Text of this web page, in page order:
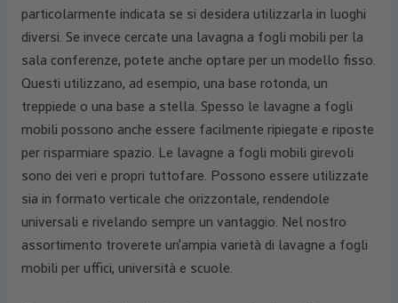
particolarmente indicata se si desidera utilizzarla in luoghi
diversi. Se invece cercate una lavagna a fogli mobili per la
sala conferenze, potete anche optare per un modello fisso.
Questi utilizzano, ad esempio, una base rotonda, un
treppiede o una base a stella. Spesso le lavagne a fogli
mobili possono anche essere facilmente ripiegate e riposte
per risparmiare spazio. Le lavagne a fogli mobili girevoli
sono dei veri e propri tuttofare. Possono essere utilizzate
sia in formato verticale che orizzontale, rendendole
universali e rivelando sempre un vantaggio. Nel nostro
assortimento troverete un'ampia varietà di lavagne a fogli
mobili per uffici, università e scuole.